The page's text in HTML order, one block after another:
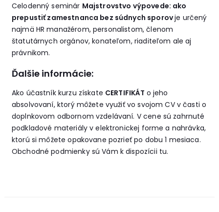
Celodenný seminár Majstrovstvo výpovede: ako
prepustiť zamestnanca bez súdnych sporovje určený
najmä HR manažérom, personalistom, členom
štatutárnych orgánov, konateľom, riaditeľom ale aj
právnikom.
Ďalšie informácie:
Ako účastník kurzu získate CERTIFIKÁT o jeho
absolvovaní, ktorý môžete využiť vo svojom CV v časti o
doplnkovom odbornom vzdelávaní. V cene sú zahrnuté
podkladové materiály v elektronickej forme a nahrávka,
ktorú si môžete opakovane pozrieť po dobu 1 mesiaca.
Obchodné podmienky sú Vám k dispozícii tu.